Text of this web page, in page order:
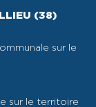
(38)
sur le
sur le territoire